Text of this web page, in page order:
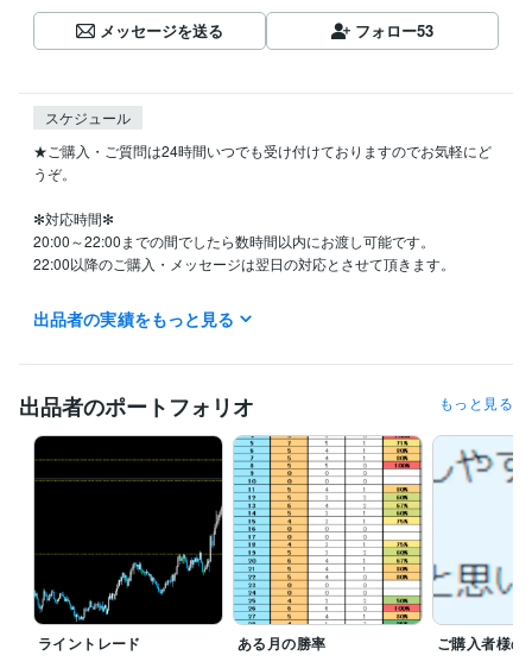
メッセージを送る フォロー53
スケジュール
★ご購入・ご質問は24時間いつでも受け付けておりますのでお気軽にど
うぞ。
✻対応時間✻
20:00～22:00までの間でしたら数時間以内にお渡し可能です。
22:00以降のご購入・メッセージは翌日の対応とさせて頂きます。
・平日は対応時間以外に8時頃と13時前後に1度確認しております。
予めご了承ください。
★リピーター様プレゼントあり
★サクサク手法セット・究極のライントレードと別の手法の組み合わせ
で同時購入を検討中の方はお値引き致しますので、DMからお問い合わせ
その他の組み合わせは手法2点セット販売ページからご購入下さい。
2022.1.23初出品　2022.1.27レギュラーランク 2022.5.1　シルバー
ランク 2022.8.1　ゴールドランク
得意分野
出品者の実績をもっと見る
出品者のポートフォリオ もっと見る
ライントレード ある月の勝率 ご購入者様